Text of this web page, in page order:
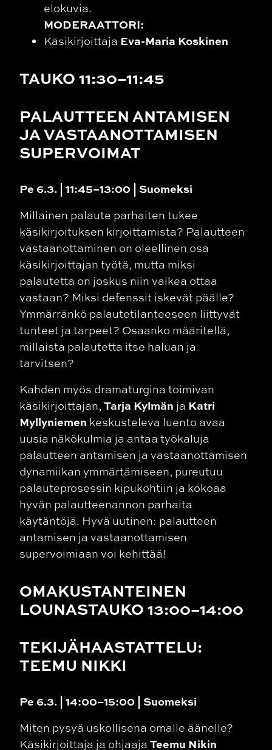
elokuvia.
MODERAATTORI:
Käsikirjoittaja Eva-Maria Koskinen
TAUKO 11:30–11:45
PALAUTTEEN ANTAMISEN
JA VASTAANOTTAMISEN
SUPERVOIMAT
Pe 6.3. | 11:45–13:00 | Suomeksi
Millainen palaute parhaiten tukee
käsikirjoituksen kirjoittamista? Palautteen
vastaanottaminen on oleellinen osa
käsikirjoittajan työtä, mutta miksi
palautetta on joskus niin vaikea ottaa
vastaan? Miksi defenssit iskevät päälle?
Ymmärränkö palautetilanteeseen liittyvät
tunteet ja tarpeet? Osaanko määritellä,
millaista palautetta itse haluan ja
tarvitsen?
Kahden myös dramaturgina toimivan
käsikirjoittajan, Tarja Kylmän ja Katri
Myllyniemen keskusteleva luento avaa
uusia näkökulmia ja antaa työkaluja
palautteen antamisen ja vastaanottamisen
dynamiikan ymmärtämiseen, pureutuu
palauteprosessin kipukohtiin ja kokoaa
hyvän palautteenannon parhaita
käytäntöjä. Hyvä uutinen: palautteen
antamisen ja vastaanottamisen
supervoimiaan voi kehittää!
OMAKUSTANTEINEN
LOUNASTAUKO 13:00–14:00
TEKIJÄHAASTATTELU:
TEEMU NIKKI
Pe 6.3. | 14:00–15:00 | Suomeksi
Miten pysyä uskollisena omalle äänelle?
Käsikirjoittaja ja ohjaaja Teemu Nikin